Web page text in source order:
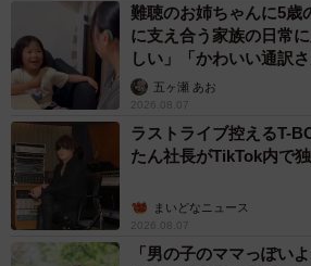
かったです」と話しています。
難聴のお姉ちゃんに5
に支え合う家族の日常
しい」「かわいい通訳さ
五ヶ瀬 あお
2026.08.07
ラストライブ控えるT-
たん社長がTikTok内で
まいどなニュース
2026.08.07
「男の子のママっぽい